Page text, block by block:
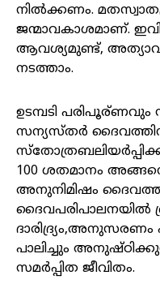
നിൽക്കണം.
ജന്മാവകാശമാണ്.
ആവശ്യമുണ്ട്,
നടത്താം.
ഉടമ്പടി
സന്യസ്തർ
100 ശതമാനം
അനുനിമിഷം
ദൈവപരിപാലനയിൽ
പാലിച്ചും
സമർപ്പിത ജീവിതം.